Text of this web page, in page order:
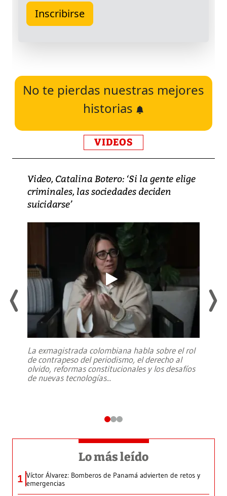
No te pierdas nuestras mejores
historias
VIDEOS
Video, Catalina Botero: ‘Si la gente elige
criminales, las sociedades deciden
suicidarse’
La exmagistrada colombiana habla sobre el rol
de contrapeso del periodismo, el derecho al
olvido, reformas constitucionales y los desafíos
de nuevas tecnologías...
Lo más leído
1 Víctor Álvarez: Bomberos de Panamá advierten de retos y
emergencias